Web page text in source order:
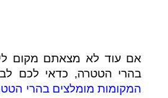
אם עוד לא מצאתם מקום
בהרי הטטרה, כדאי לכם
המקומות מומלצים בהרי